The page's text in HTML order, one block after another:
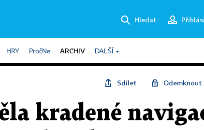
Hledat
HRY PročNe ARCHIV DALŠÍ
Sdílet Odemknout
kradené